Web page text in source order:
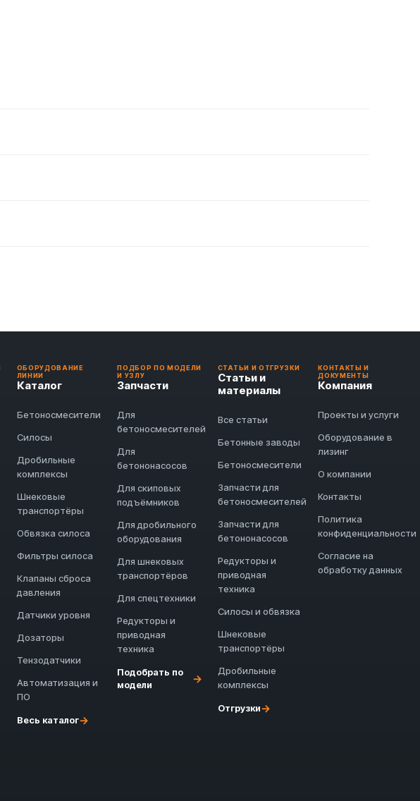
ОБОРУДОВАНИЕ
ЛИНИИ
Каталог
Бетоносмесители
Силосы
Дробильные
комплексы
Шнековые
транспортёры
Обвязка силоса
Фильтры силоса
Клапаны сброса
давления
Датчики уровня
Дозаторы
Тензодатчики
Автоматизация и
ПО
Весь каталог→
ПОДБОР ПО МОДЕЛИ
И УЗЛУ
Запчасти
Для
бетоносмесителей
Для
бетононасосов
Для скиповых
подъёмников
Для дробильного
оборудования
Для шнековых
транспортёров
Для спецтехники
Редукторы и
приводная
техника
Подобрать по
модели
→
СТАТЬИ И ОТГРУЗКИ
Статьи и
материалы
Все статьи
Бетонные заводы
Бетоносмесители
Запчасти для
бетоносмесителей
Запчасти для
бетононасосов
Редукторы и
приводная
техника
Силосы и обвязка
Шнековые
транспортёры
Дробильные
комплексы
Отгрузки→
КОНТАКТЫ И
ДОКУМЕНТЫ
Компания
Проекты и услуги
Оборудование в
лизинг
О компании
Контакты
Политика
конфиденциальности
Согласие на
обработку данных